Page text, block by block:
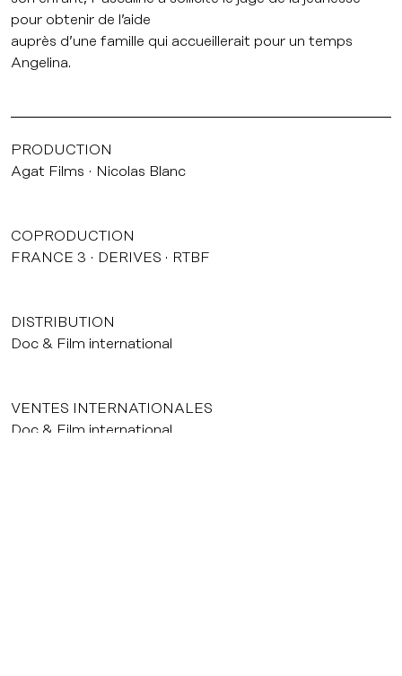
pour obtenir de l’aide
auprès d’une famille qui accueillerait pour un temps
Angelina.
PRODUCTION
Agat Films
Nicolas Blanc
COPRODUCTION
FRANCE 3
DERIVES RTBF
DISTRIBUTION
Doc & Film international
VENTES INTERNATIONALES
Doc & Film international